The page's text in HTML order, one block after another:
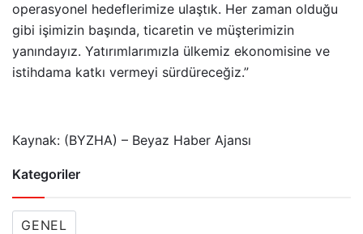
operasyonel hedeflerimize ulaştık. Her zaman olduğu
gibi işimizin başında, ticaretin ve müşterimizin
yanındayız. Yatırımlarımızla ülkemiz ekonomisine ve
istihdama katkı vermeyi sürdüreceğiz.”
Kaynak: (BYZHA) – Beyaz Haber Ajansı
Kategoriler
GENEL